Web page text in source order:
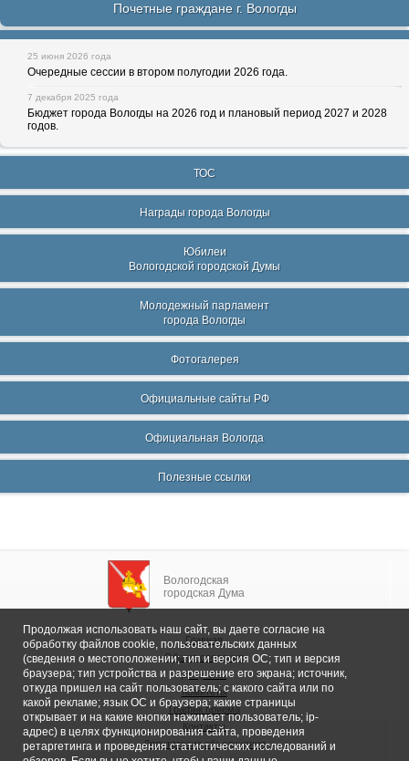
Почетные граждане г. Вологды
25 июня 2026 года
Очередные сессии в втором полугодии 2026 года.
7 декабря 2025 года
Бюджет города Вологды на 2026 год и плановый период 2027 и 2028
годов.
ТОС
Награды города Вологды
Юбилеи
Вологодской городской Думы
Молодежный парламент
города Вологды
Фотогалерея
Официальные сайты РФ
Официальная Вологда
Полезные ссылки
Вологодская
городская Дума
Главная
Общие сведения
Депутаты
Комитеты
График приема
Контакты
Депутатские объединения
Продолжая использовать наш сайт, вы даете согласие на
обработку файлов cookie, пользовательских данных
(сведения о местоположении; тип и версия ОС; тип и версия
браузера; тип устройства и разрешение его экрана; источник,
откуда пришел на сайт пользователь; с какого сайта или по
какой рекламе; язык ОС и браузера; какие страницы
открывает и на какие кнопки нажимает пользователь; ip-
адрес) в целях функционирования сайта, проведения
ретаргетинга и проведения статистических исследований и